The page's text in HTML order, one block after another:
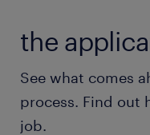
the
See what comes
process. Find out
job.